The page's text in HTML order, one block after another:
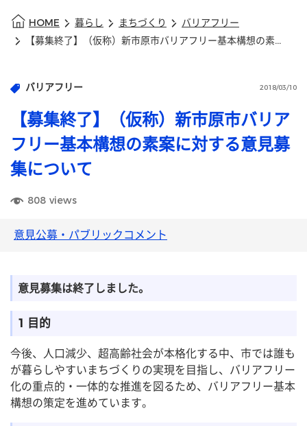
HOME 暮らし まちづくり
バリアフリー
【募集終了】（仮称）新市原市バリアフリー基本構想の素案に対する意見募集について
バリアフリー 2018/03/10
【募集終了】（仮称）新市原市バリア
フリー基本構想の素案に対する意見募
集について
808 views
意見公募・パブリックコメント
意見募集は終了しました。
1 目的
今後、人口減少、超高齢社会が本格化する中、市では誰も
が暮らしやすいまちづくりの実現を目指し、バリアフリー
化の重点的・一体的な推進を図るため、バリアフリー基本
構想の策定を進めています。